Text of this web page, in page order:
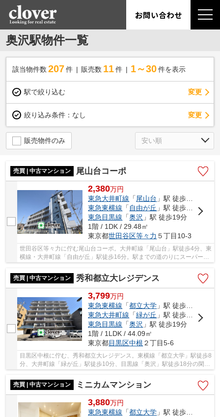
お問い合わせ
奥沢駅物件一覧
該当物件数 207件 販売数 11 件 1～30 件を表示
駅で絞り込む 変更
絞り込み条件： なし 変更
販売物件のみ
売買 | 中古マンション 尾山台コーポ
2,380万円
東急大井町線 「尾山台 」駅 徒歩4分
東急東横線 「 自由が丘 」駅 徒歩16分
東急目黒線 「奥沢 」駅 徒歩19分
1階 / 1DK / 29.48㎡
東京都世田谷区等々力 ５丁目10-3
世田谷区等々力に佇む尾山台コーポ。大井町線「尾山台」駅徒歩4分、東
横線・大井町線「自由が丘」駅徒歩16分。駅までの道のりにスーパーオ
オゼキ（徒歩3分）もあり、買い物も便利です...
売買 | 中古マンション
秀和都立大レジデンス
3,799万円
東急東横線 「都立大学 」駅 徒歩8分
東急大井町線 「緑が丘 」駅 徒歩10分
東急目黒線 「奥沢 」駅 徒歩19分
1階 / 1LDK / 44.09㎡
東京都目黒区中根 ２丁目5-6
目黒区中根に佇む、秀和都立大レジデンス。東横線「都立大学」駅徒歩8
分、大井町線「緑が丘」駅徒歩10分、目黒線「奥沢」駅徒歩18分の閑静
な住宅街に立地しています。「渋谷」駅まで「...
売買 | 中古マンション
ミニカムマンション
3,880万円
東急東横線 「都立大学 」駅 徒歩5分